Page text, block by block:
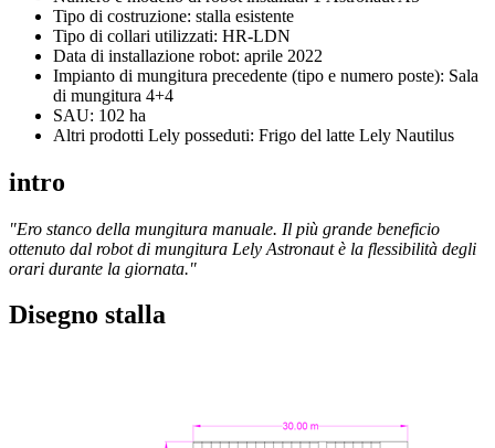
Tipo di costruzione: stalla esistente
Tipo di collari utilizzati: HR-LDN
Data di installazione robot: aprile 2022
Impianto di mungitura precedente (tipo e numero poste): Sala
di mungitura 4+4
SAU: 102 ha
Altri prodotti Lely posseduti: Frigo del latte Lely Nautilus
intro
"Ero stanco della mungitura manuale. Il più grande beneficio
ottenuto dal robot di mungitura Lely Astronaut è la flessibilità degli
orari durante la giornata."
Disegno stalla